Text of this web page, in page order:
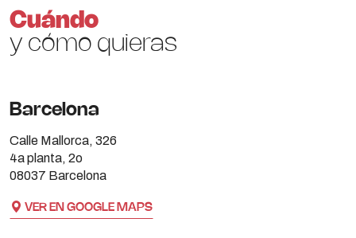
Cuándo
y cómo quieras
Barcelona
Calle Mallorca, 326
4a planta, 2o
08037 Barcelona
VER EN GOOGLE MAPS